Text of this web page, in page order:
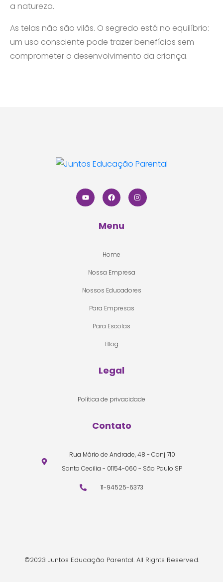
a natureza.
As telas não são vilãs. O segredo está no equilíbrio:
um uso consciente pode trazer benefícios sem
comprometer o desenvolvimento da criança.
Menu
Home
Nossa Empresa
Nossos Educadores
Para Empresas
Para Escolas
Blog
Legal
Política de privacidade
Contato
Rua Mário de Andrade, 48 - Conj 710
Santa Cecilia - 01154-060 - São Paulo SP
11-94525-6373
©2023 Juntos Educação Parental. All Rights Reserved.